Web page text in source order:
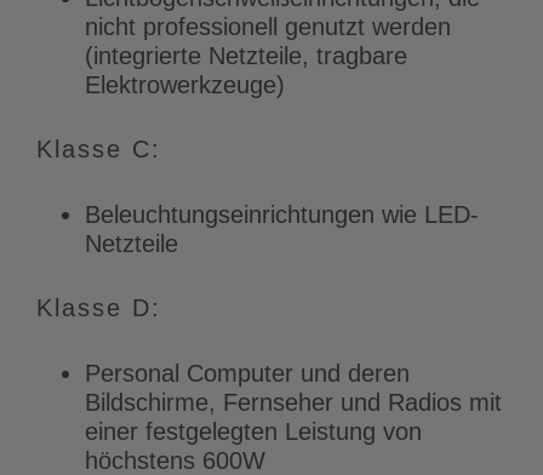
nicht professionell genutzt werden
(integrierte Netzteile, tragbare
Elektrowerkzeuge)
Klasse C:
Beleuchtungseinrichtungen wie LED-
Netzteile
Klasse D:
Personal Computer und deren
Bildschirme, Fernseher und Radios mit
einer festgelegten Leistung von
höchstens 600W